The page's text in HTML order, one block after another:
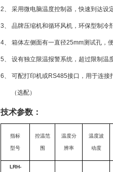
2、 采用微电脑温度控制器，快速到达设
3、 品牌压缩机和循环风机，环保型制冷
4、 箱体左侧面有一直径25mm测试孔，
5、 设有独立限温报警系统，超过限制温
6、 可配打印机或RS485接口，用于连接
（选配）
技术参数：
指标
型号
控温范
围
温度分
辨率
温度波
动度
LRH-